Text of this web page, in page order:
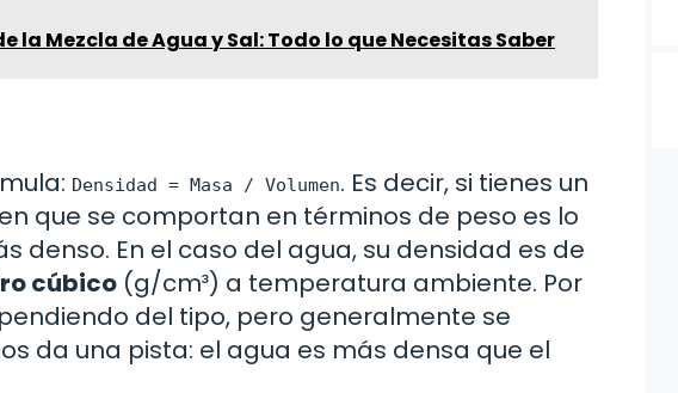
la Mezcla de Agua y Sal: Todo lo que Necesitas Saber
Densidad = Masa / Volumen. Es decir, si tienes un
que se comportan en términos de peso es lo
denso. En el caso del agua, su densidad es de
cúbico (g/cm³) a temperatura ambiente. Por
del tipo, pero generalmente se
da una pista: el agua es más densa que el